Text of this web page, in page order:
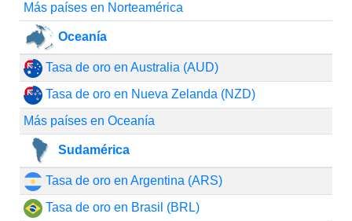
Más países en Norteamérica
Oceanía
Tasa de oro en Australia (AUD)
Tasa de oro en Nueva Zelanda (NZD)
Más países en Oceanía
Sudamérica
Tasa de oro en Argentina (ARS)
Tasa de oro en Brasil (BRL)